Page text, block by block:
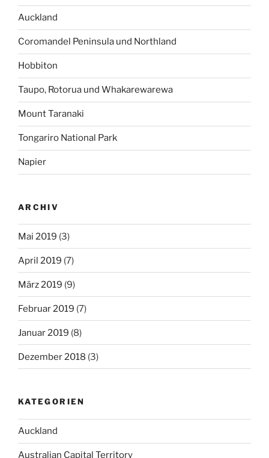
Auckland
Coromandel Peninsula und Northland
Hobbiton
Taupo, Rotorua und Whakarewarewa
Mount Taranaki
Tongariro National Park
Napier
ARCHIV
Mai 2019 (3)
April 2019 (7)
März 2019 (9)
Februar 2019 (7)
Januar 2019 (8)
Dezember 2018 (3)
KATEGORIEN
Auckland
Australian Capital Territory